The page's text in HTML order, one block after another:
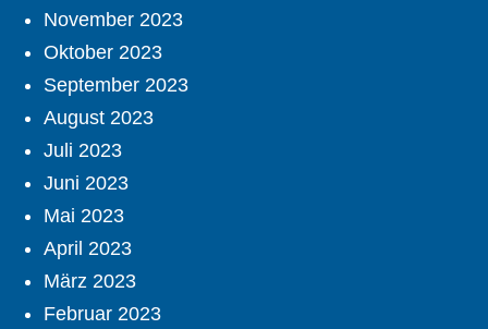
November 2023
Oktober 2023
September 2023
August 2023
Juli 2023
Juni 2023
Mai 2023
April 2023
März 2023
Februar 2023